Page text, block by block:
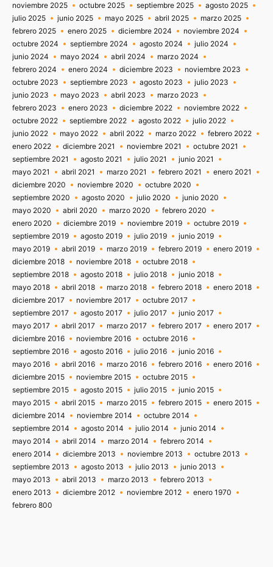
noviembre 2025
octubre 2025 septiembre 2025
agosto 2025
julio 2025
junio 2025 mayo 2025 abril 2025
marzo 2025
febrero 2025
enero 2025 diciembre 2024
noviembre 2024
octubre 2024
septiembre 2024 agosto 2024
julio 2024
junio 2024
mayo 2024 abril 2024
marzo 2024
febrero 2024
enero 2024 diciembre 2023
noviembre 2023
octubre 2023
septiembre 2023 agosto 2023
julio 2023
junio 2023
mayo 2023 abril 2023
marzo 2023
febrero 2023
enero 2023 diciembre 2022
noviembre 2022
octubre 2022
septiembre 2022 agosto 2022
julio 2022
junio 2022
mayo 2022 abril 2022 marzo 2022
febrero 2022
enero 2022
diciembre 2021 noviembre 2021
octubre 2021
septiembre 2021
agosto 2021 julio 2021
junio 2021
mayo 2021
abril 2021 marzo 2021 febrero 2021
enero 2021
diciembre 2020
noviembre 2020
octubre 2020
septiembre 2020
agosto 2020 julio 2020
junio 2020
mayo 2020
abril 2020 marzo 2020
febrero 2020
enero 2020
diciembre 2019 noviembre 2019
octubre 2019
septiembre 2019
agosto 2019 julio 2019
junio 2019
mayo 2019
abril 2019 marzo 2019 febrero 2019
enero 2019
diciembre 2018
noviembre 2018
octubre 2018
septiembre 2018
agosto 2018 julio 2018
junio 2018
mayo 2018
abril 2018 marzo 2018 febrero 2018
enero 2018
diciembre 2017
noviembre 2017
octubre 2017
septiembre 2017
agosto 2017 julio 2017
junio 2017
mayo 2017
abril 2017 marzo 2017 febrero 2017
enero 2017
diciembre 2016
noviembre 2016
octubre 2016
septiembre 2016
agosto 2016 julio 2016
junio 2016
mayo 2016
abril 2016 marzo 2016 febrero 2016
enero 2016
diciembre 2015
noviembre 2015
octubre 2015
septiembre 2015
agosto 2015 julio 2015
junio 2015
mayo 2015
abril 2015 marzo 2015 febrero 2015
enero 2015
diciembre 2014
noviembre 2014
octubre 2014
septiembre 2014
agosto 2014 julio 2014
junio 2014
mayo 2014
abril 2014 marzo 2014
febrero 2014
enero 2014
diciembre 2013 noviembre 2013
octubre 2013
septiembre 2013
agosto 2013 julio 2013
junio 2013
mayo 2013
abril 2013 marzo 2013
febrero 2013
enero 2013
diciembre 2012 noviembre 2012
enero 1970
febrero 800